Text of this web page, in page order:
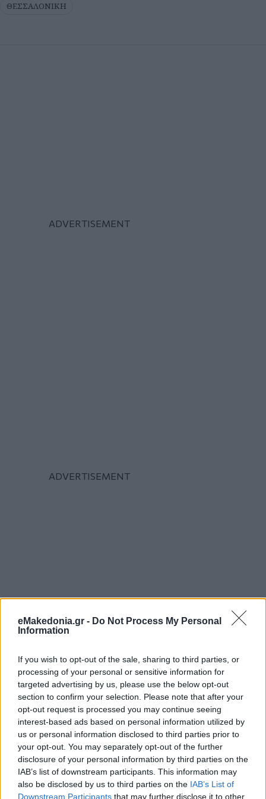
eMakedonia.gr - Do Not Process My Personal
Information
If you wish to opt-out of the sale, sharing to third parties, or
processing of your personal or sensitive information for
targeted advertising by us, please use the below opt-out
section to confirm your selection. Please note that after your
opt-out request is processed you may continue seeing
interest-based ads based on personal information utilized by
us or personal information disclosed to third parties prior to
your opt-out. You may separately opt-out of the further
disclosure of your personal information by third parties on the
IAB’s list of downstream participants. This information may
also be disclosed by us to third parties on the IAB’s List of
Downstream Participants that may further disclose it to other
ΘΕΣΣΑΛΟΝΙΚΗ
Διαβάστε περισσότερα
Κυριακή 09 Αυγ 2026, 18:00